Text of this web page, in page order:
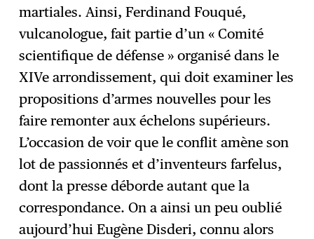
martiales. Ainsi, Ferdinand Fouqué,
vulcanologue, fait partie d’un « Comité
scientifique de défense » organisé dans le
XIVe arrondissement, qui doit examiner les
propositions d’armes nouvelles pour les
faire remonter aux échelons supérieurs.
L’occasion de voir que le conflit amène son
lot de passionnés et d’inventeurs farfelus,
dont la presse déborde autant que la
correspondance. On a ainsi un peu oublié
aujourd’hui Eugène Disderi, connu alors